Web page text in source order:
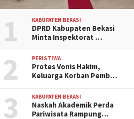
1 KABUPATEN BEKASI
DPRD Kabupaten Bekasi
Minta Inspektorat …
2 PERISTIWA
Protes Vonis Hakim,
Keluarga Korban Pemb…
3 KABUPATEN BEKASI
Naskah Akademik Perda
Pariwisata Rampung…